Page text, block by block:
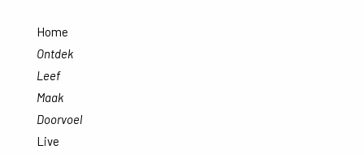
Home
Ontdek
Leef
Maak
Doorvoel
Live